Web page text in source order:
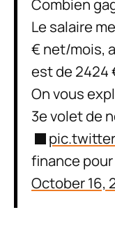
Combien
Le salaire
€ net/mois,
est de 2424
On vous
3e volet de
finance
October 16,